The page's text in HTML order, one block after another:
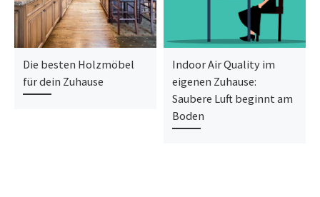
Die besten Holzmöbel
für dein Zuhause
Indoor Air Quality im
eigenen Zuhause:
Saubere Luft beginnt am
Boden